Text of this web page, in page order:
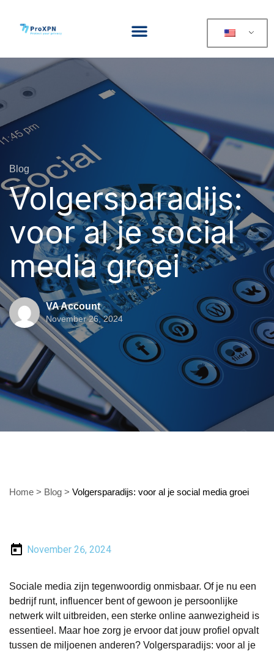
Blog
Volgersparadijs:
voor al je social
media groei
VA Account
November 26, 2024
Home > Blog > Volgersparadijs: voor al je social media groei
November 26, 2024
Sociale media zijn tegenwoordig onmisbaar. Of je nu een
bedrijf runt, influencer bent of gewoon je persoonlijke
netwerk wilt uitbreiden, een sterke online aanwezigheid is
essentieel. Maar hoe zorg je ervoor dat jouw profiel opvalt
tussen de miljoenen anderen? Volgersparadijs: voor al je